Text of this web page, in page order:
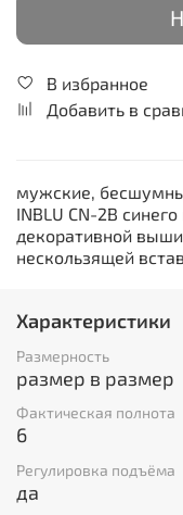
В избранное
Добавить в
мужские,
INBLU CN-2B
декоративной
нескользящей
Характеристики
Размерность
размер в размер
Фактическая полнота
6
Регулировка подъёма
да